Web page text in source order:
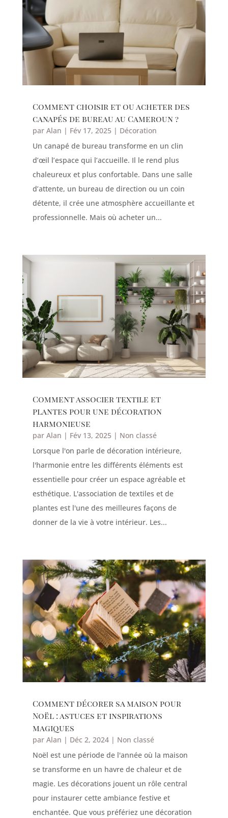
Comment choisir et ou acheter des
canapés de bureau au Cameroun ?
par Alan | Fév 17, 2025| Décoration
Un canapé de bureau transforme en un clin
d’œil l’espace qui l’accueille. Il le rend plus
chaleureux et plus confortable. Dans une salle
d’attente, un bureau de direction ou un coin
détente, il crée une atmosphère accueillante et
professionnelle. Mais où acheter un...
Comment associer textile et
plantes pour une décoration
harmonieuse
par Alan | Fév 13, 2025| Non classé
Lorsque l'on parle de décoration intérieure,
l'harmonie entre les différents éléments est
essentielle pour créer un espace agréable et
esthétique. L'association de textiles et de
plantes est l'une des meilleures façons de
donner de la vie à votre intérieur. Les...
Comment décorer sa maison pour
Noël : astuces et inspirations
magiques
par Alan | Déc 2, 2024| Non classé
Noël est une période de l'année où la maison
se transforme en un havre de chaleur et de
magie. Les décorations jouent un rôle central
pour instaurer cette ambiance festive et
enchantée. Que vous préfériez une décoration